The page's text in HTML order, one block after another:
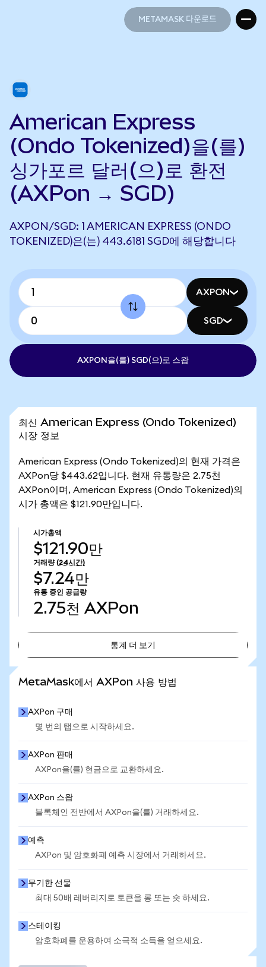
METAMASK 다운로드
American Express
(Ondo Tokenized)을(를)
싱가포르 달러(으)로 환전
(AXPon → SGD)
AXPON/SGD: 1 AMERICAN EXPRESS (ONDO
TOKENIZED)은(는) 443.6181 SGD에 해당합니다
AXPON
SGD
AXPON을(를) SGD(으)로 스왑
최신 American Express (Ondo Tokenized)
시장 정보
American Express (Ondo Tokenized)의 현재 가격은
AXPon당 $443.62입니다. 현재 유통량은 2.75천
AXPon이며, American Express (Ondo Tokenized)의
시가 총액은 $121.90만입니다.
시가총액
$121.90만
거래량 (24시간)
$7.24만
유통 중인 공급량
2.75천 AXPon
통계 더 보기
MetaMask에서 AXPon 사용 방법
AXPon 구매
몇 번의 탭으로 시작하세요.
AXPon 판매
AXPon을(를) 현금으로 교환하세요.
AXPon 스왑
블록체인 전반에서 AXPon을(를) 거래하세요.
예측
AXPon 및 암호화폐 예측 시장에서 거래하세요.
무기한 선물
최대 50배 레버리지로 토큰을 롱 또는 숏 하세요.
스테이킹
암호화폐를 운용하여 소극적 소득을 얻으세요.